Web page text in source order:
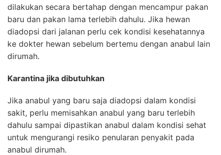
dilakukan secara bertahap dengan mencampur pakan
baru dan pakan lama terlebih dahulu. Jika hewan
diadopsi dari jalanan perlu cek kondisi kesehatannya
ke dokter hewan sebelum bertemu dengan anabul lain
dirumah.
Karantina jika dibutuhkan
Jika anabul yang baru saja diadopsi dalam kondisi
sakit, perlu memisahkan anabul yang baru terlebih
dahulu sampai dipastikan anabul dalam kondisi sehat
untuk mengurangi resiko penularan penyakit pada
anabul dirumah.